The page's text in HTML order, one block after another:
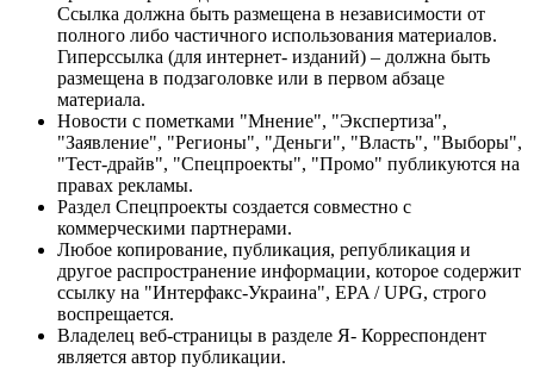
Ссылка должна быть размещена в независимости от
полного либо частичного использования материалов.
Гиперссылка (для интернет- изданий) – должна быть
размещена в подзаголовке или в первом абзаце
материала.
Новости с пометками "Мнение", "Экспертиза",
"Заявление", "Регионы", "Деньги", "Власть", "Выборы",
"Тест-драйв", "Спецпроекты", "Промо" публикуются на
правах рекламы.
Раздел Спецпроекты создается совместно с
коммерческими партнерами.
Любое копирование, публикация, републикация и
другое распространение информации, которое содержит
ссылку на "Интерфакс-Украина", EPA / UPG, строго
воспрещается.
Владелец веб-страницы в разделе Я- Корреспондент
является автор публикации.